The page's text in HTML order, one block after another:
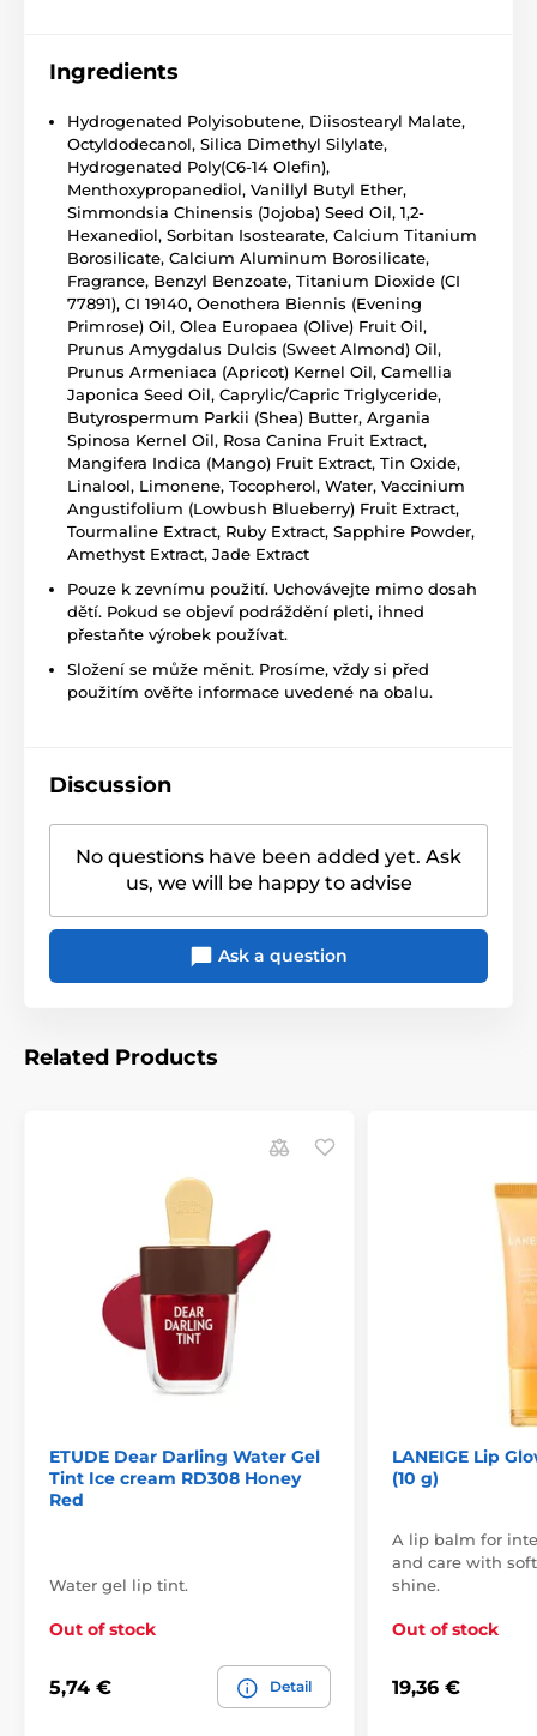
Ingredients
Hydrogenated Polyisobutene, Diisostearyl Malate,
Octyldodecanol, Silica Dimethyl Silylate,
Hydrogenated Poly(C6-14 Olefin),
Menthoxypropanediol, Vanillyl Butyl Ether,
Simmondsia Chinensis (Jojoba) Seed Oil, 1,2-
Hexanediol, Sorbitan Isostearate, Calcium Titanium
Borosilicate, Calcium Aluminum Borosilicate,
Fragrance, Benzyl Benzoate, Titanium Dioxide (CI
77891), CI 19140, Oenothera Biennis (Evening
Primrose) Oil, Olea Europaea (Olive) Fruit Oil,
Prunus Amygdalus Dulcis (Sweet Almond) Oil,
Prunus Armeniaca (Apricot) Kernel Oil, Camellia
Japonica Seed Oil, Caprylic/Capric Triglyceride,
Butyrospermum Parkii (Shea) Butter, Argania
Spinosa Kernel Oil, Rosa Canina Fruit Extract,
Mangifera Indica (Mango) Fruit Extract, Tin Oxide,
Linalool, Limonene, Tocopherol, Water, Vaccinium
Angustifolium (Lowbush Blueberry) Fruit Extract,
Tourmaline Extract, Ruby Extract, Sapphire Powder,
Amethyst Extract, Jade Extract
Pouze k zevnímu použití. Uchovávejte mimo dosah
dětí. Pokud se objeví podráždění pleti, ihned
přestaňte výrobek používat.
Složení se může měnit. Prosíme, vždy si před
použitím ověřte informace uvedené na obalu.
Discussion
No questions have been added yet. Ask
us, we will be happy to advise
Ask a question
Related Products
ETUDE Dear Darling Water Gel
Tint Ice cream RD308 Honey
Red
Water gel lip tint.
Out of stock
5,74 € Detail
LANEIGE Lip
(10 g)
A lip balm for
and care with
shine.
Out of stock
19,36 €